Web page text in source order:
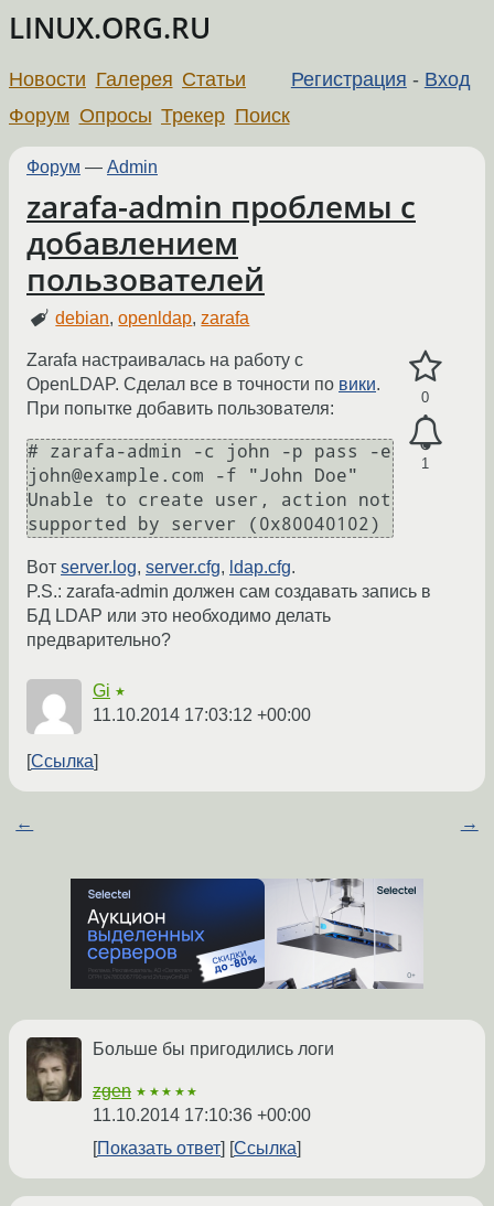
LINUX.ORG.RU
Регистрация - Вход
Новости Галерея Статьи
Форум Опросы Трекер Поиск
Форум — Admin
zarafa-admin проблемы с
добавлением
пользователей
debian,openldap,zarafa
0
1
Zarafa настраивалась на работу с
OpenLDAP. Сделал все в точности по вики.
При попытке добавить пользователя:
# zarafa-admin -c john -p pass -e
john@example.com -f "John Doe"
Unable to create user, action not
supported by server (0x80040102)
Вот server.log, server.cfg, ldap.cfg.
P.S.: zarafa-admin должен сам создавать запись в
БД LDAP или это необходимо делать
предварительно?
Gi ★
11.10.2014 17:03:12 +00:00
Ссылка
← →
Больше бы пригодились логи
zgen ★★★★★
11.10.2014 17:10:36 +00:00
Показать ответ
Ссылка